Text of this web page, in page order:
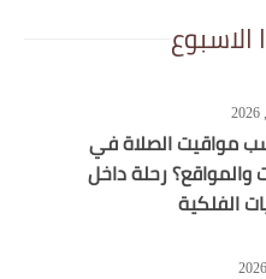
الصلاة في
رحلة داخل